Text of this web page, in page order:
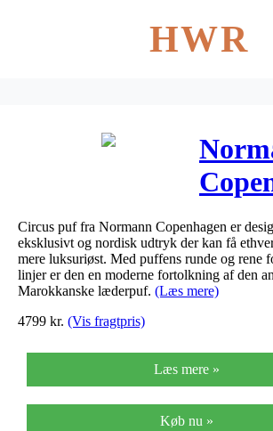
HWR
Puf
Stor
Gul
Circus puf fra Normann Copenhagen er
eksklusivt og nordisk udtryk der kan få
mere luksuriøst. Med puffens runde og rene
linjer er den en moderne fortolkning af den
Marokkanske læderpuf. (Læs mere)
4799 kr. (Vis fragtpris)
Læs mere »
Køb nu »